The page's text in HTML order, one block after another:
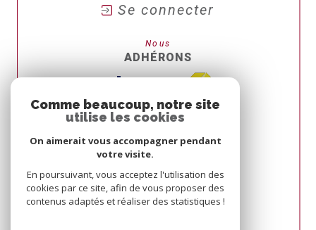
Se connecter
Nous
ADHÉRONS
Comme beaucoup, notre site
utilise les cookies
On aimerait vous accompagner pendant
votre visite.
En poursuivant, vous acceptez l'utilisation des
cookies par ce site, afin de vous proposer des
contenus adaptés et réaliser des statistiques !